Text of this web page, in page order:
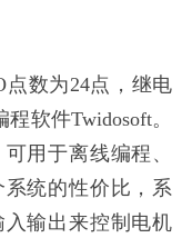
数为24点，继电
软件Twidosoft。
用于离线编程、
统的性价比，系
输出来控制电机